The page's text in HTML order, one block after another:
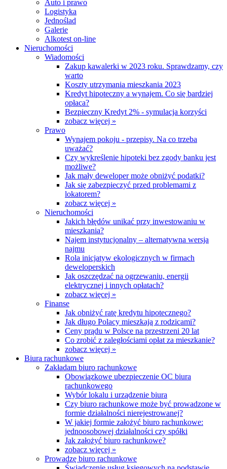
Auto i prawo
Logistyka
Jednoślad
Galerie
Alkotest on-line
Nieruchomości
Wiadomości
Zakup kawalerki w 2023 roku. Sprawdzamy, czy
warto
Koszty utrzymania mieszkania 2023
Kredyt hipoteczny a wynajem. Co się bardziej
opłaca?
Bezpieczny Kredyt 2% - symulacja korzyści
zobacz więcej »
Prawo
Wynajem pokoju - przepisy. Na co trzeba
uważać?
Czy wykreślenie hipoteki bez zgody banku jest
możliwe?
Jak mały deweloper może obniżyć podatki?
Jak się zabezpieczyć przed problemami z
lokatorem?
zobacz więcej »
Nieruchomości
Jakich błędów unikać przy inwestowaniu w
mieszkania?
Najem instytucjonalny – alternatywna wersja
najmu
Rola inicjatyw ekologicznych w firmach
deweloperskich
Jak oszczędzać na ogrzewaniu, energii
elektrycznej i innych opłatach?
zobacz więcej »
Finanse
Jak obniżyć ratę kredytu hipotecznego?
Jak długo Polacy mieszkają z rodzicami?
Ceny prądu w Polsce na przestrzeni 20 lat
Co zrobić z zaległościami opłat za mieszkanie?
zobacz więcej »
Biura rachunkowe
Zakładam biuro rachunkowe
Obowiązkowe ubezpieczenie OC biura
rachunkowego
Wybór lokalu i urządzenie biura
Czy biuro rachunkowe może być prowadzone w
formie działalności nierejestrowanej?
W jakiej formie założyć biuro rachunkowe:
jednoosobowej działalności czy spółki
Jak założyć biuro rachunkowe?
zobacz więcej »
Prowadzę biuro rachunkowe